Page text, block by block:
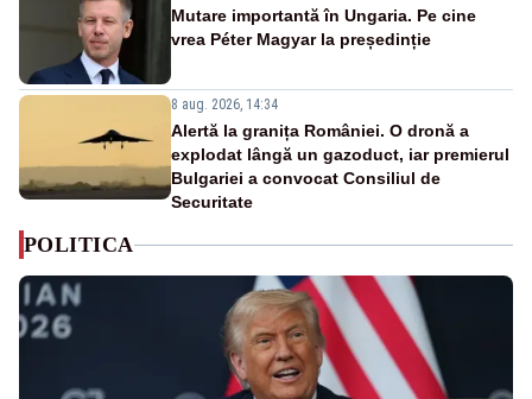
Mutare importantă în Ungaria. Pe cine
vrea Péter Magyar la președinție
8 aug. 2026, 14:34
Alertă la granița României. O dronă a
explodat lângă un gazoduct, iar premierul
Bulgariei a convocat Consiliul de
Securitate
POLITICA